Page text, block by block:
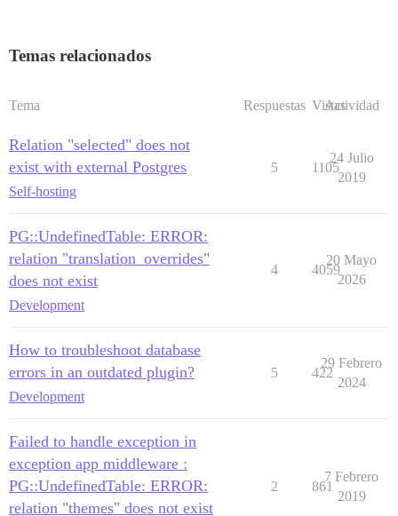
Temas relacionados
Tema Respuestas Vistas
Actividad
Relation "selected" does not
exist with external Postgres
Self-hosting
5 1105
24 Julio
2019
PG::UndefinedTable: ERROR:
relation "translation_overrides"
does not exist
Development
4 4059
20 Mayo
2026
How to troubleshoot database
errors in an outdated plugin?
Development
5 422
29 Febrero
2024
Failed to handle exception in
exception app middleware :
PG::UndefinedTable: ERROR:
relation "themes" does not exist
2 861
7 Febrero
2019